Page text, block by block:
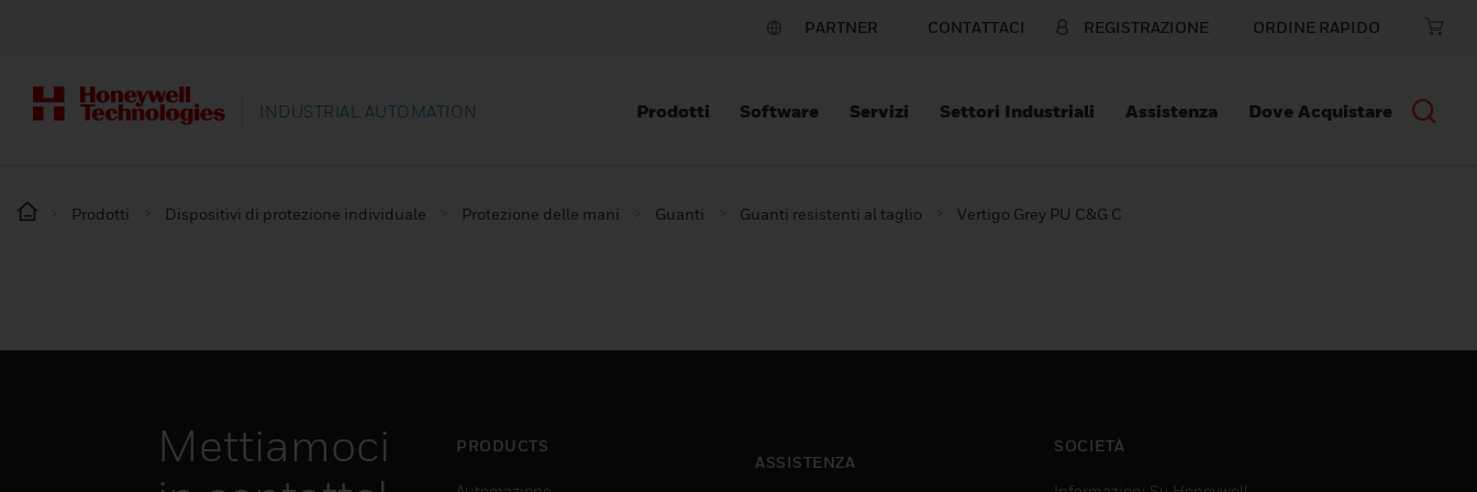
PARTNER CONTATTACI REGISTRAZIONE ORDINE RAPIDO
INDUSTRIAL AUTOMATION Prodotti Software Servizi Settori Industriali Assistenza Dove Acquistare
Prodotti Dispositivi di protezione individuale Protezione delle mani Guanti Guanti resistenti al taglio Vertigo Grey PU C&G C
Mettiamoci
PRODUCTS
ASSISTENZA
SOCIETÀ